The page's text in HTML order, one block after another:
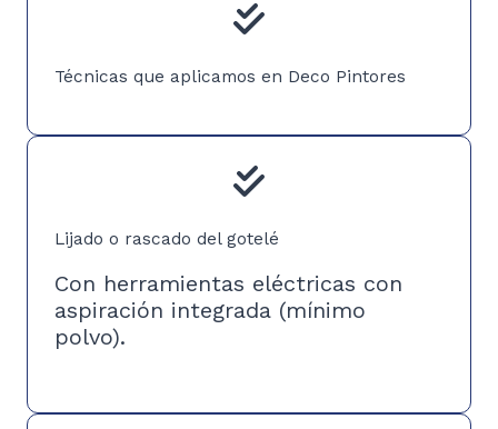
Técnicas que aplicamos en Deco Pintores
Lijado o rascado del gotelé
Con herramientas eléctricas con
aspiración integrada (mínimo
polvo).